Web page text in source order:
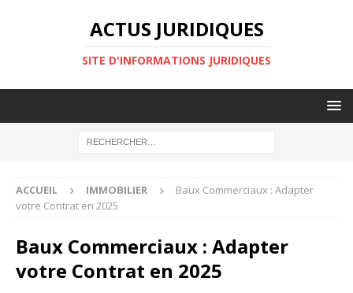
ACTUS JURIDIQUES
SITE D'INFORMATIONS JURIDIQUES
ACCUEIL IMMOBILIER
Baux Commerciaux : Adapter
votre Contrat en 2025
Baux Commerciaux : Adapter
votre Contrat en 2025